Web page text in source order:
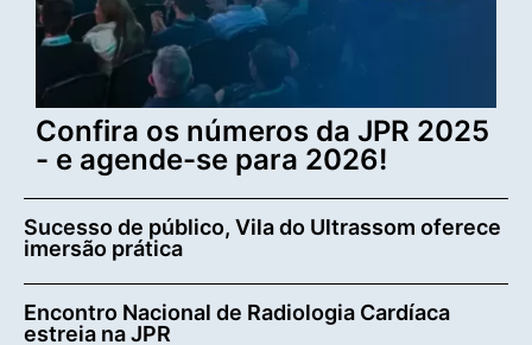
Confira os números da JPR 2025
- e agende-se para 2026!
Sucesso de público, Vila do Ultrassom oferece
imersão prática
Encontro Nacional de Radiologia Cardíaca
estreia na JPR